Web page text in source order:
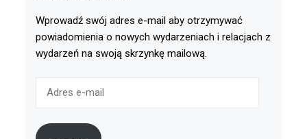
Wprowadź swój adres e-mail aby otrzymywać
powiadomienia o nowych wydarzeniach i relacjach z
wydarzeń na swoją skrzynkę mailową.